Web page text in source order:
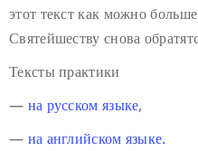
этот текст как можно
Святейшеству снова
Тексты практики
— на русском языке,
— на английском языке.